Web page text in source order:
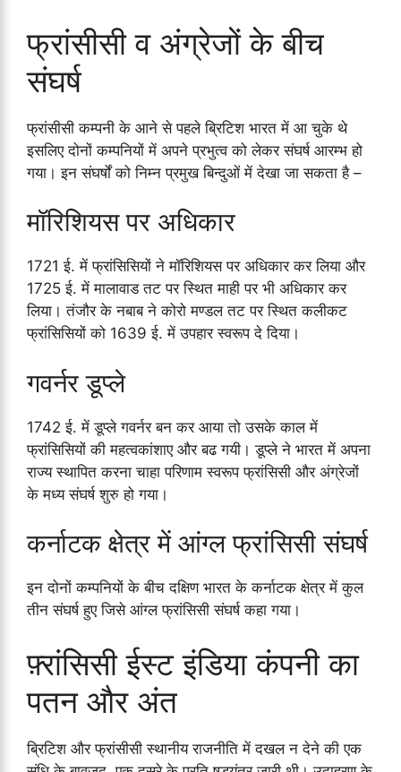
फ्रांसीसी व अंग्रेजों के बीच
संघर्ष
फ्रांसीसी कम्पनी के आने से पहले ब्रिटिश भारत में आ चुके थे
इसलिए दोनों कम्पनियों में अपने प्रभुत्व को लेकर संघर्ष आरम्भ हो
गया। इन संघर्षों को निम्न प्रमुख बिन्दुओं में देखा जा सकता है –
मॉरिशियस पर अधिकार
1721 ई. में फ्रांसिसियों ने मॉरिशियस पर अधिकार कर लिया और
1725 ई. में मालावाड तट पर स्थित माही पर भी अधिकार कर
लिया। तंजौर के नबाब ने कोरो मण्डल तट पर स्थित कलीकट
फ्रांसिसियों को 1639 ई. में उपहार स्वरूप दे दिया।
गवर्नर डूप्ले
1742 ई. में डूप्ले गवर्नर बन कर आया तो उसके काल में
फ्रांसिसियों की महत्वकांशाए और बढ गयी। डूप्ले ने भारत में अपना
राज्य स्थापित करना चाहा परिणाम स्वरूप फ्रांसिसी और अंग्रेजों
के मध्य संघर्ष शुरु हो गया।
कर्नाटक क्षेत्र में आंग्ल फ्रांसिसी संघर्ष
इन दोनों कम्पनियों के बीच दक्षिण भारत के कर्नाटक क्षेत्र में कुल
तीन संघर्ष हुए जिसे आंग्ल फ्रांसिसी संघर्ष कहा गया।
फ़्रांसिसी ईस्ट इंडिया कंपनी का
पतन और अंत
ब्रिटिश और फ्रांसीसी स्थानीय राजनीति में दखल न देने की एक